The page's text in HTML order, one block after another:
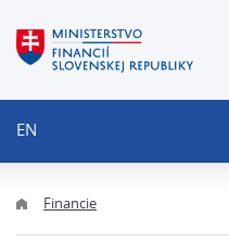
EN
Financie